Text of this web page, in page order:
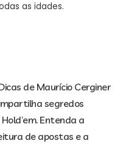
as idades.
de Maurício Cerginer
segredos
Entenda a
de apostas e a